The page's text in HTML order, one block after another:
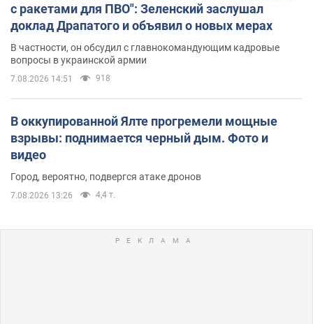
с ракетами для ПВО": Зеленский заслушал
доклад Драпатого и объявил о новых мерах
В частности, он обсудил с главнокомандующим кадровые
вопросы в украинской армии
7.08.2026 14:51 918
В оккупированной Ялте прогремели мощные
взрывы: поднимается черный дым. Фото и
видео
Город, вероятно, подвергся атаке дронов
7.08.2026 13:26 4,4 т.